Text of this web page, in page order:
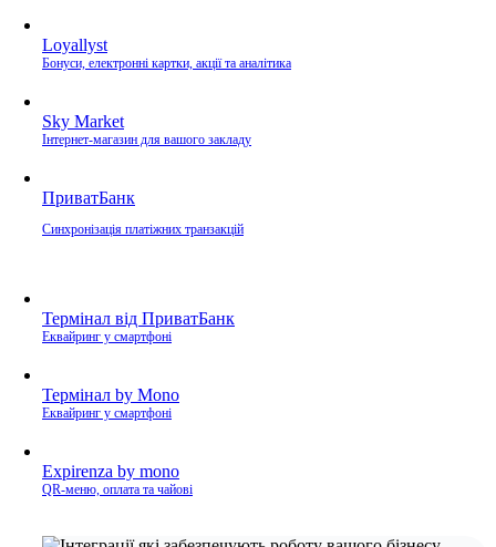
Loyallyst
Бонуси, електронні картки, акції та аналітика
Sky Market
Інтернет-магазин для вашого закладу
ПриватБанк
Синхронізація платіжних транзакцій
Термінал від ПриватБанк
Еквайринг у смартфоні
Термінал by Mono
Еквайринг у смартфоні
Expirenza by mono
QR-меню, оплата та чайові